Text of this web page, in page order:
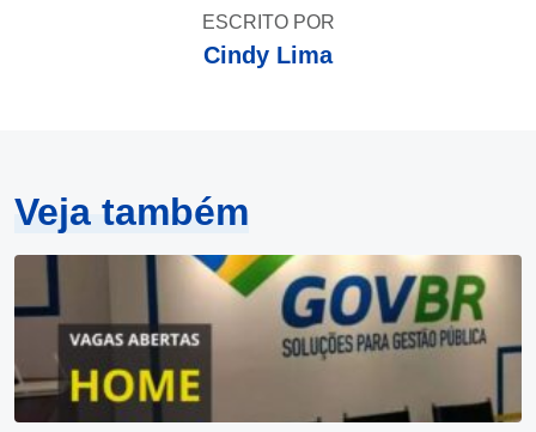
ESCRITO POR
Cindy Lima
Veja também